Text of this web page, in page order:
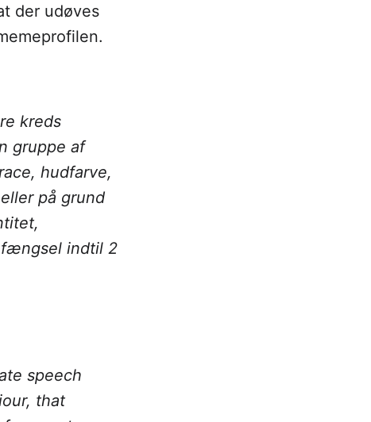
der udøves
kreds
gruppe af
hudfarve,
på grund
fængsel indtil 2
speech
that